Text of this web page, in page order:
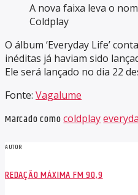
A nova faixa leva o
Coldplay
O álbum ‘Everyday Life’
inéditas já haviam sido
Ele será lançado no dia 22
Fonte: Vagalume
Marcado comocoldplay
AUTOR
REDAÇÃO MÁXIMA FM 90,9